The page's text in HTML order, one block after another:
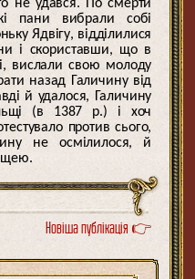
не удався. По смерти
пани вибрали собі
Ядвігу, відділилися
і скориставши, що в
вислали свою молоду
назад Галичину від
й удалося, Галичину
(в 1387 р.) і хоч
против сього,
не осмілилося, й
Новіша публікація 👉